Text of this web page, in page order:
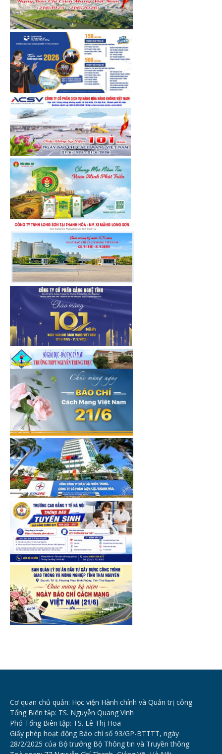
Cơ quan chủ quản: Học viện Hành chính và Quản trị công
Tổng Biên tập: TS. Nguyễn Quang Vinh
Phó Tổng Biên tập: TS. Lê Thị Hoa
Giấy phép hoạt động Báo chí số 93/GP-BTTTT, ngày
28/2/2025 của Bộ trưởng Bộ Thông tin và Truyền thông